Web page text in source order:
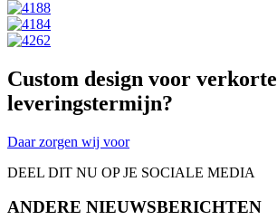
Custom design voor verkorte
leveringstermijn?
Daar zorgen wij voor
DEEL DIT NU OP JE SOCIALE MEDIA
ANDERE NIEUWSBERICHTEN